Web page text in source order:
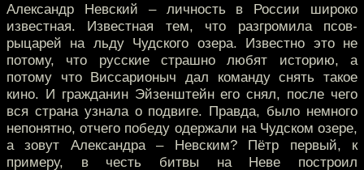
Александр Невский – личность в России широко
известная. Известная тем, что разгромила псов-
рыцарей на льду Чудского озера. Известно это не
потому, что русские страшно любят историю, а
потому что Виссарионыч дал команду снять такое
кино. И гражданин Эйзенштейн его снял, после чего
вся страна узнала о подвиге. Правда, было немного
непонятно, отчего победу одержали на Чудском озере,
а зовут Александра – Невским? Пётр первый, к
примеру, в честь битвы на Неве построил